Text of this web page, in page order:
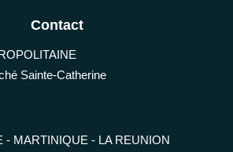
Contact
Sainte-Catherine
- MARTINIQUE - LA REUNION